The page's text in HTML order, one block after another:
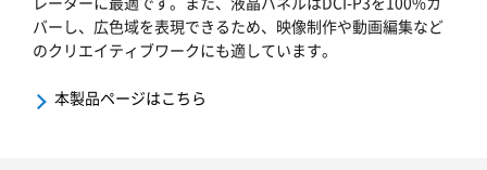
バーし、広色域を表現できるため、映像制作や動画編集など
のクリエイティブワークにも適しています。
本製品ページはこちら